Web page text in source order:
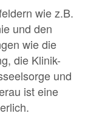
wie z.B.
und den
wie die
die Klinik-
und
ist eine